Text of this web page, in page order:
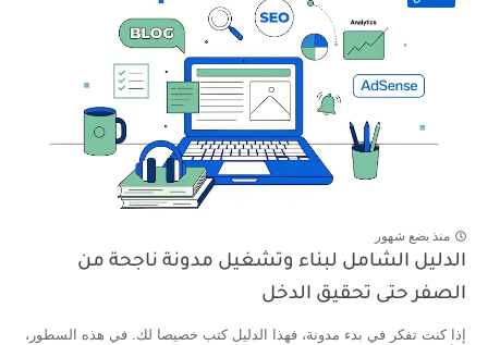
منذ بضع شهور
الدليل الشامل لبناء وتشغيل مدونة ناجحة من
الصفر حتى تحقيق الدخل
إذا كنت تفكر في بدء مدونة، فهذا الدليل كتب خصيصا لك. في هذه السطور،